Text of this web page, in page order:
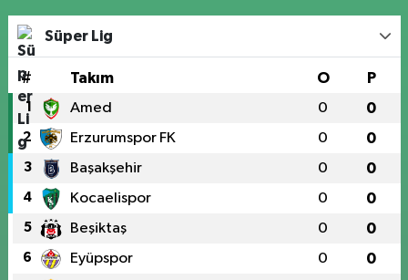
Süper Lig
# Takım O P
1 Amed 0 0
2 Erzurumspor FK 0 0
3 Başakşehir 0 0
4 Kocaelispor 0 0
5 Beşiktaş 0 0
6 Eyüpspor 0 0